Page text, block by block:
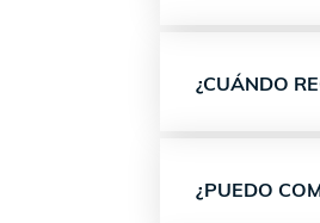
¿CUÁNDO
¿PUEDO